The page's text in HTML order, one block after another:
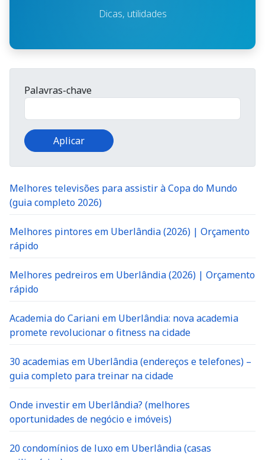
Dicas, utilidades
Palavras-chave
Melhores televisões para assistir à Copa do Mundo
(guia completo 2026)
Melhores pintores em Uberlândia (2026) | Orçamento
rápido
Melhores pedreiros em Uberlândia (2026) | Orçamento
rápido
Academia do Cariani em Uberlândia: nova academia
promete revolucionar o fitness na cidade
30 academias em Uberlândia (endereços e telefones) –
guia completo para treinar na cidade
Onde investir em Uberlândia? (melhores
oportunidades de negócio e imóveis)
20 condomínios de luxo em Uberlândia (casas
milionárias)